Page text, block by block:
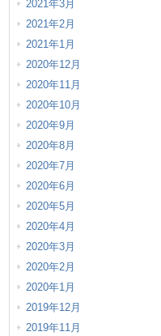
2021年3月
2021年2月
2021年1月
2020年12月
2020年11月
2020年10月
2020年9月
2020年8月
2020年7月
2020年6月
2020年5月
2020年4月
2020年3月
2020年2月
2020年1月
2019年12月
2019年11月